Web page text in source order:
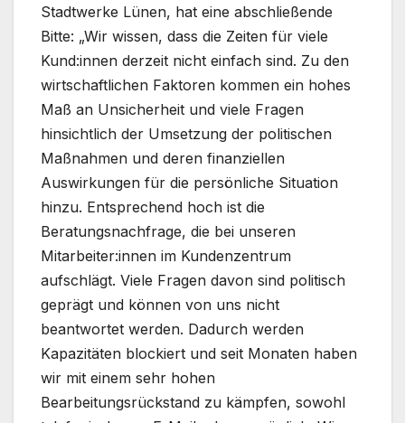
Stadtwerke Lünen, hat eine abschließende
Bitte: „Wir wissen, dass die Zeiten für viele
Kund:innen derzeit nicht einfach sind. Zu den
wirtschaftlichen Faktoren kommen ein hohes
Maß an Unsicherheit und viele Fragen
hinsichtlich der Umsetzung der politischen
Maßnahmen und deren finanziellen
Auswirkungen für die persönliche Situation
hinzu. Entsprechend hoch ist die
Beratungsnachfrage, die bei unseren
Mitarbeiter:innen im Kundenzentrum
aufschlägt. Viele Fragen davon sind politisch
geprägt und können von uns nicht
beantwortet werden. Dadurch werden
Kapazitäten blockiert und seit Monaten haben
wir mit einem sehr hohen
Bearbeitungsrückstand zu kämpfen, sowohl